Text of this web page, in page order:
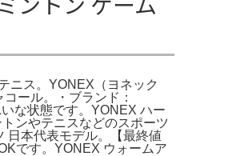
ニス。YONEX（ヨネック
ール。・ブランド：
な状態です。YONEX ハー
ンやテニスなどのスポーツ
日本代表モデル。【最終値
です。YONEX ウォームア